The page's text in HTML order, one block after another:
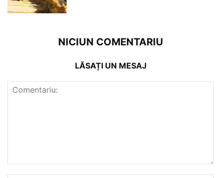
NICIUN COMENTARIU
LĂSAȚI UN MESAJ